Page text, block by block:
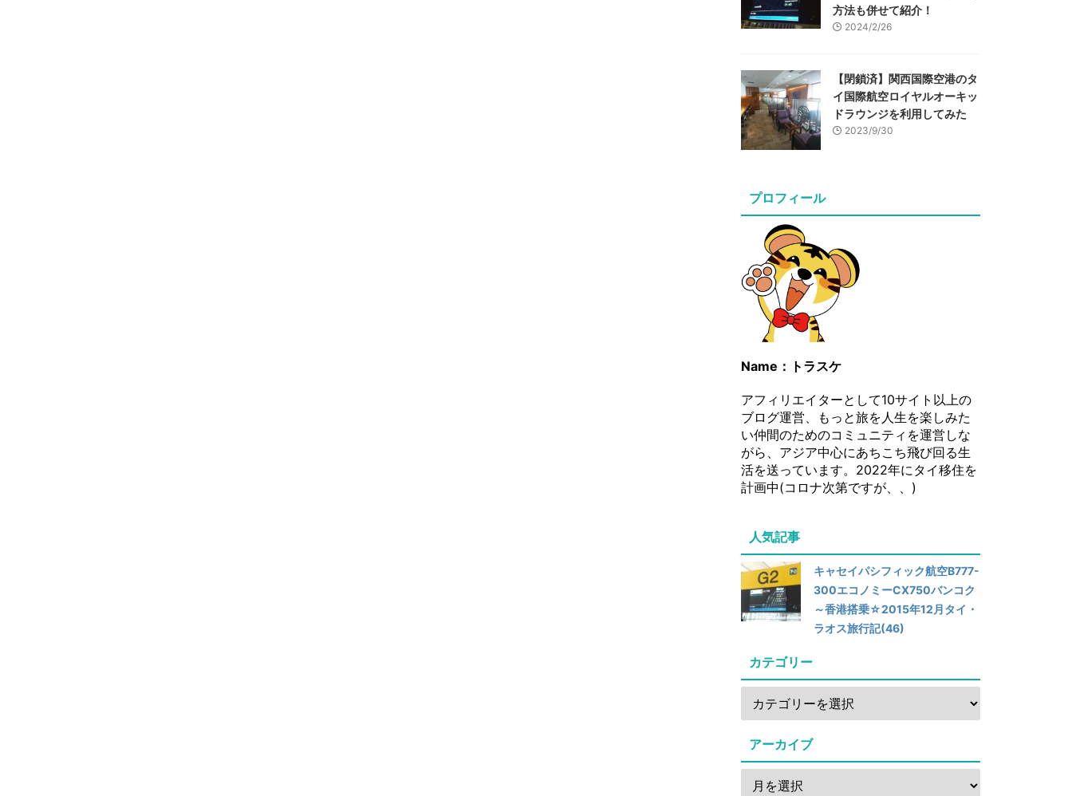
方法も併せて紹介！
2024/2/26
【閉鎖済】関西国際空港のタ
イ国際航空ロイヤルオーキッ
ドラウンジを利用してみた
2023/9/30
プロフィール
Name：トラスケ
アフィリエイターとして10サイト以上の
ブログ運営、もっと旅を人生を楽しみた
い仲間のためのコミュニティを運営しな
がら、アジア中心にあちこち飛び回る生
活を送っています。2022年にタイ移住を
計画中(コロナ次第ですが、、)
人気記事
キャセイパシフィック航空B777-
300エコノミーCX750バンコク
～香港搭乗☆2015年12月タイ・
ラオス旅行記(46)
カテゴリー
アーカイブ